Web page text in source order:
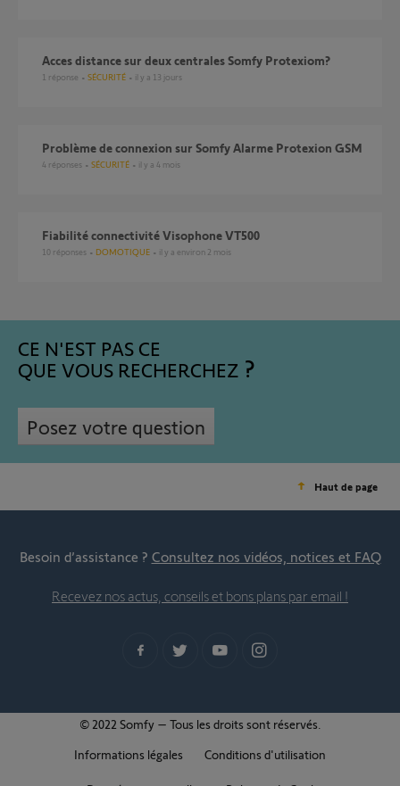
Acces distance sur deux centrales Somfy Protexiom?
1 réponse SÉCURITÉ il y a 13 jours
problème de connexion sur Somfy Alarme Protexion GSM
4 réponses SÉCURITÉ il y a 4 mois
Fiabilité connectivité Visophone VT500
10 réponses DOMOTIQUE il y a environ 2 mois
CE N'EST PAS CE
QUE VOUS RECHERCHEZ
Posez votre question
Haut de page
Besoin d’assistance ? Consultez nos vidéos, notices et FAQ
Recevez nos actus, conseils et bons plans par email !
© 2022 Somfy – Tous les droits sont réservés.
Informations légales
Conditions d'utilisation